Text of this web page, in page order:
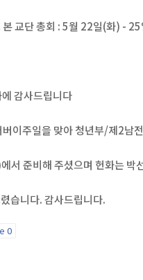
교단 총회 : 5월 22일(화) -
감사드립니다
버이주일을 맞아 청년부/제2남
서 준비해 주셨으며 헌화는 박
습니다. 감사드립니다.
0